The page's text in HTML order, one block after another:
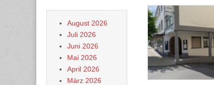
August 2026
Juli 2026
Juni 2026
Mai 2026
April 2026
März 2026